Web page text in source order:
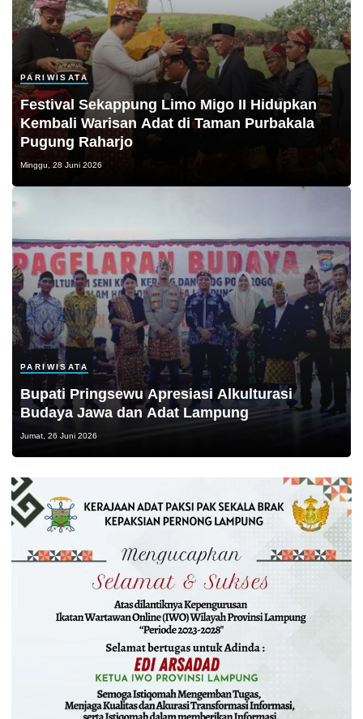
PARIWISATA
Festival Sekappung Limo Migo II Hidupkan
Kembali Warisan Adat di Taman Purbakala
Pugung Raharjo
Minggu, 28 Juni 2026
PARIWISATA
Bupati Pringsewu Apresiasi Alkulturasi
Budaya Jawa dan Adat Lampung
Jumat, 26 Juni 2026